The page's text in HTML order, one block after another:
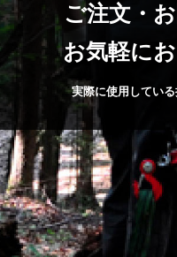
ご注文・
お気軽に
実際に使用してい